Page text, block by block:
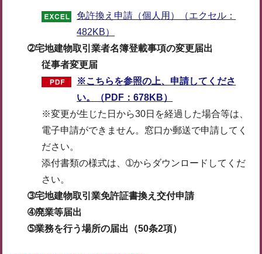
免許換え申請（個人用）（エクセル：
482KB）
➁宅地建物取引業者名簿登載事項の変更届出
従事者変更届
※こちらを参照の上、申請してくださ
い。（PDF：678KB）
※変更が生じた日から30日を経過した場合等は、
電子申請ができません。窓口か郵送で申請してく
ださい。
添付書類の様式は、➀からダウンロードしてくだ
さい。
➂宅地建物取引業免許証書換え交付申請
➃廃業等届出
➄業務を行う場所の届出（50条2項）